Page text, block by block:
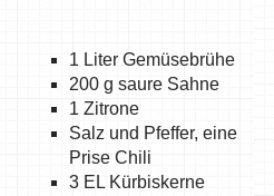
1 Liter Gemüsebrühe
200 g saure Sahne
1 Zitrone
Salz und Pfeffer, eine
Prise Chili
3 EL Kürbiskerne